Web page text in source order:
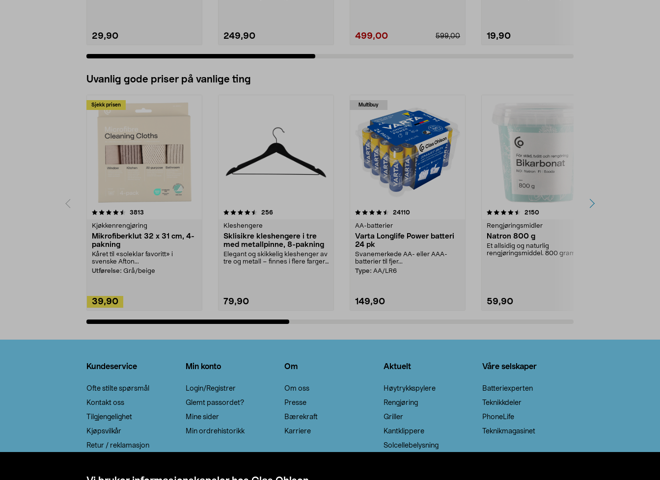
29,90 249,90 499,00 599,00 19,90
Uvanlig gode priser på vanlige ting
Sjekk prisen
3813
Kjøkkenrengjøring
Mikrofiberklut 32 x 31 cm, 4-
pakning
Kåret til «soleklar favoritt» i
svenske Afton...
Utførelse: Grå/beige
39,90
4.5av 5 stjerner 256anmeldelser
Kleshengere
Sklisikre kleshengere i tre
med metallpinne, 8-pakning
Elegant og skikkelig kleshenger av
tre og metall – finnes i flere farger.
79,90
Multibuy
4.5av 5 stjerner 24110anmeldelser
AA-batterier
Varta Longlife Power batteri
24 pk
Svanemerkede AA- eller AAA-
batterier til fjer...
Type: AA/LR6
149,90
4.5av 5 stjerner 2150anmeldelser
Rengjøringsmidler
Natron 800 g
Et allsidig og naturlig
rengjøringsmiddel. 800 gram
59,90
4.0av 5 stjerner
Kundeservice
Ofte stilte spørsmål
Kontakt oss
Tilgjengelighet
Kjøpsvilkår
Retur / reklamasjon
Min konto
Login/Registrer
Glemt passordet?
Mine sider
Min ordrehistorikk
Om
Om oss
Presse
Bærekraft
Karriere
Aktuelt
Høytrykkspylere
Rengjøring
Griller
Kantklippere
Solcellebelysning
Våre selskaper
Batteriexperten
Teknikkdeler
PhoneLife
Teknikmagasinet